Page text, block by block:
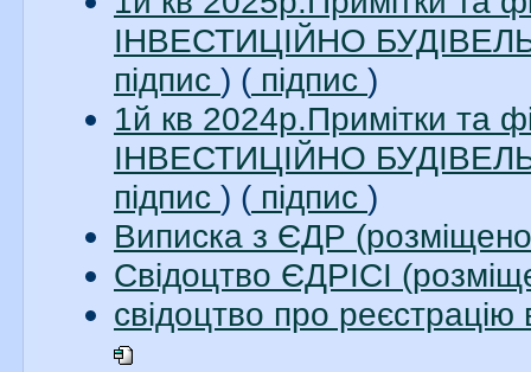
ІНВЕСТИЦІЙНО
підпис ) ( підпис )
1й кв 2024р.Примітки та
ІНВЕСТИЦІЙНО
підпис ) ( підпис )
Виписка з ЄДР
Свідоцтво ЄДРІСІ
свідоцтво про